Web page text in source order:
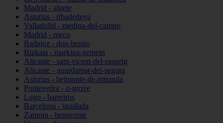
Madrid - algete
Asturias - ribadedeva
Valladolid - medina-del-campo
Madrid - meco
Badajoz - don-benito
Bizkaia - markina-xemein
Alicante - sant-vicent-del-raspeig
Alicante - guardamar-del-segura
Asturias - belmonte-de-miranda
Pontevedra - o-grove
Lugo - barreiros
Barcelona - igualada
Zamora - benavente